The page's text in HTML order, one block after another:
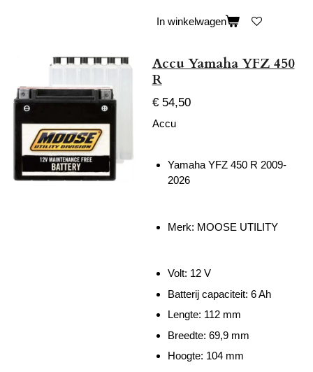
In winkelwagen
Accu Yamaha YFZ 450
R
€ 54,50
Accu
Yamaha YFZ 450 R 2009-
2026
Merk: MOOSE UTILITY
Volt: 12 V
Batterij capaciteit: 6 Ah
Lengte: 112 mm
Breedte: 69,9 mm
Hoogte: 104 mm